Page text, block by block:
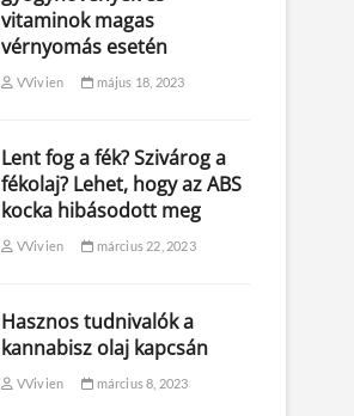
vitaminok magas
vérnyomás esetén
VVivien május 18, 2023
Lent fog a fék? Szivárog a
fékolaj? Lehet, hogy az ABS
kocka hibásodott meg
VVivien március 22, 2023
Hasznos tudnivalók a
kannabisz olaj kapcsán
VVivien március 8, 2023